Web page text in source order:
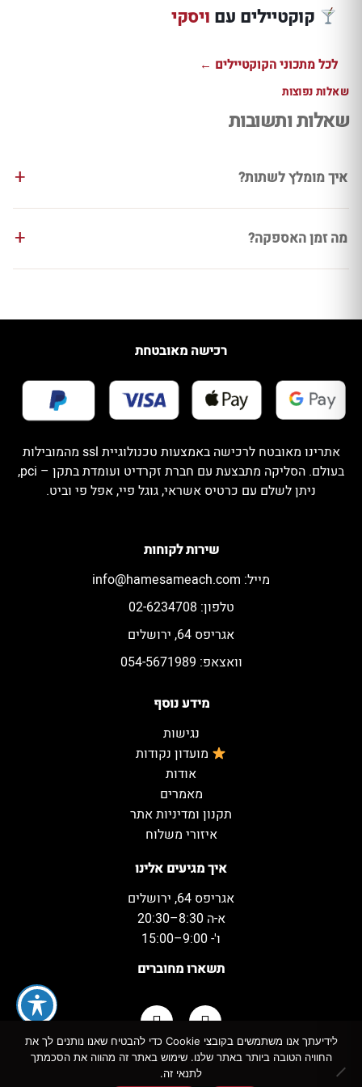
קוקטיילים עם ויסקי למתכון ← למתכון ←
לכל מתכוני הקוקטיילים ←
שאלות נפוצות
שאלות ותשובות
איך מומלץ לשתות?
מה זמן האספקה?
איך מגיעים אלינו
אגריפס 64, ירושלים
א-ה 8:30–20:30
ו'- 9:00–15:00
תשארו מחוברים
מידע נוסף
נגישות
מועדון נקודות
אודות
מאמרים
תקנון ומדיניות אתר
איזורי משלוח
שירות לקוחות
מייל: info@hamesameach.com
טלפון: 02-6234708
אגריפס 64, ירושלים
וואצאפ: 054-5671989
רכישה מאובטחת
אתרינו מאובטח לרכישה באמצעות טכנולוגיית ssl מהמובילות
בעולם. הסליקה מתבצעת עם חברת זקרדיט ועומדת בתקן – pci,
ניתן לשלם עם כרטיס אשראי, גוגל פיי, אפל פי וביט.
כל הזכויות שמורות למשקאות המשמח ©
לידיעתך אנו משתמשים בקובצי Cookie כדי להבטיח שאנו נותנים לך את
החוויה הטובה ביותר באתר שלנו. שימוש באתר זה מהווה את הסכמתך
לתנאי זה.